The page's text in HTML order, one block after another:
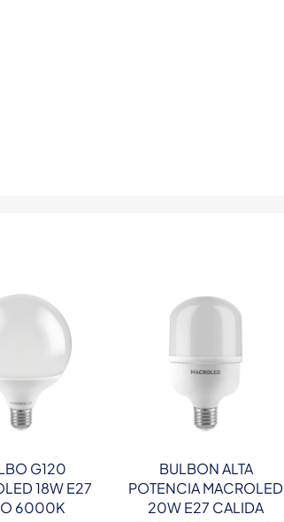
G120
18W E27
6000K
BULBON ALTA
POTENCIA MACROLED
20W E27 CALIDA